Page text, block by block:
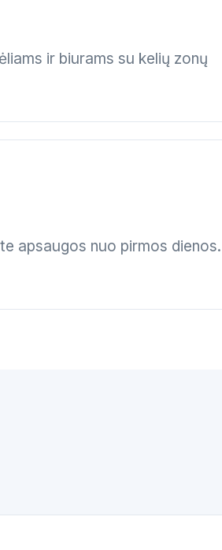
ir biurams su kelių zonų
apsaugos nuo pirmos dienos.